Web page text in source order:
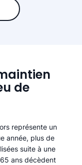
de
représente un
année, plus de
suite à une
ans décèdent